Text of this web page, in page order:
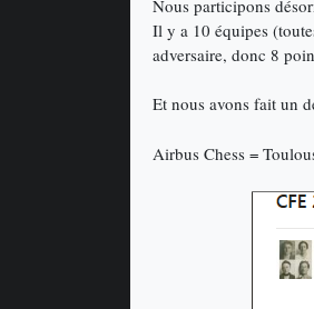
Nous participons
Il y a 10 équipes
adversaire, donc 8
Et nous avons fait un
Airbus Chess =